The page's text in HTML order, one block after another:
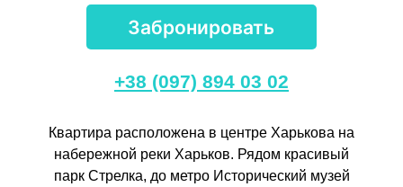
Забронировать
+38 (097) 894 03 02
Квартира расположена в центре Харькова на
набережной реки Харьков. Рядом красивый
парк Стрелка, до метро Исторический музей